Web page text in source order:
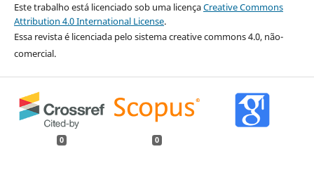
Este trabalho está licenciado sob uma licençaCreative Commons
Attribution 4.0 International License.
Essa revista é licenciada pelo sistema creative commons 4.0, não-
comercial.
0 0